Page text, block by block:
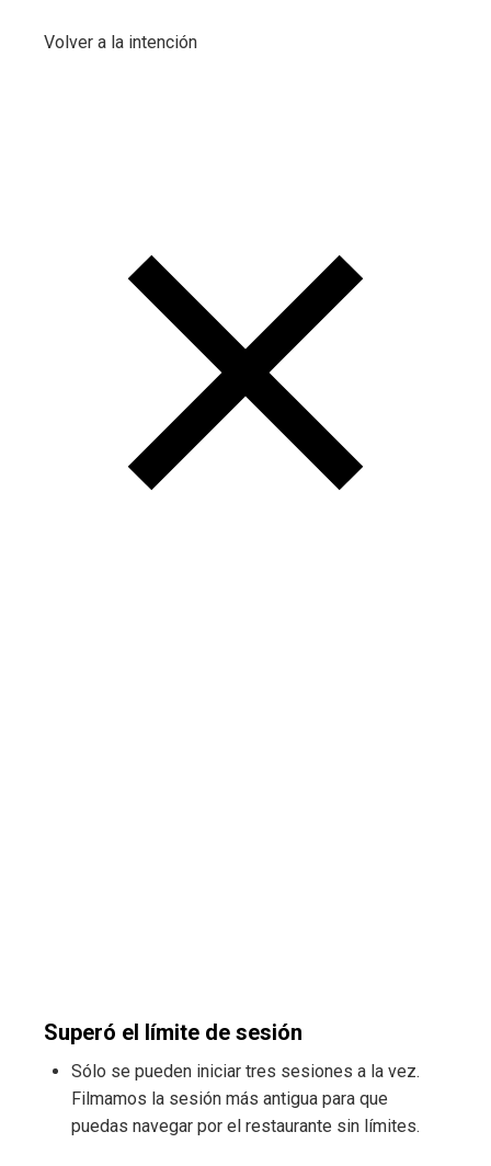
Volver a la intención
Superó el límite de sesión
Sólo se pueden iniciar tres sesiones a la vez.
Filmamos la sesión más antigua para que
puedas navegar por el restaurante sin límites.